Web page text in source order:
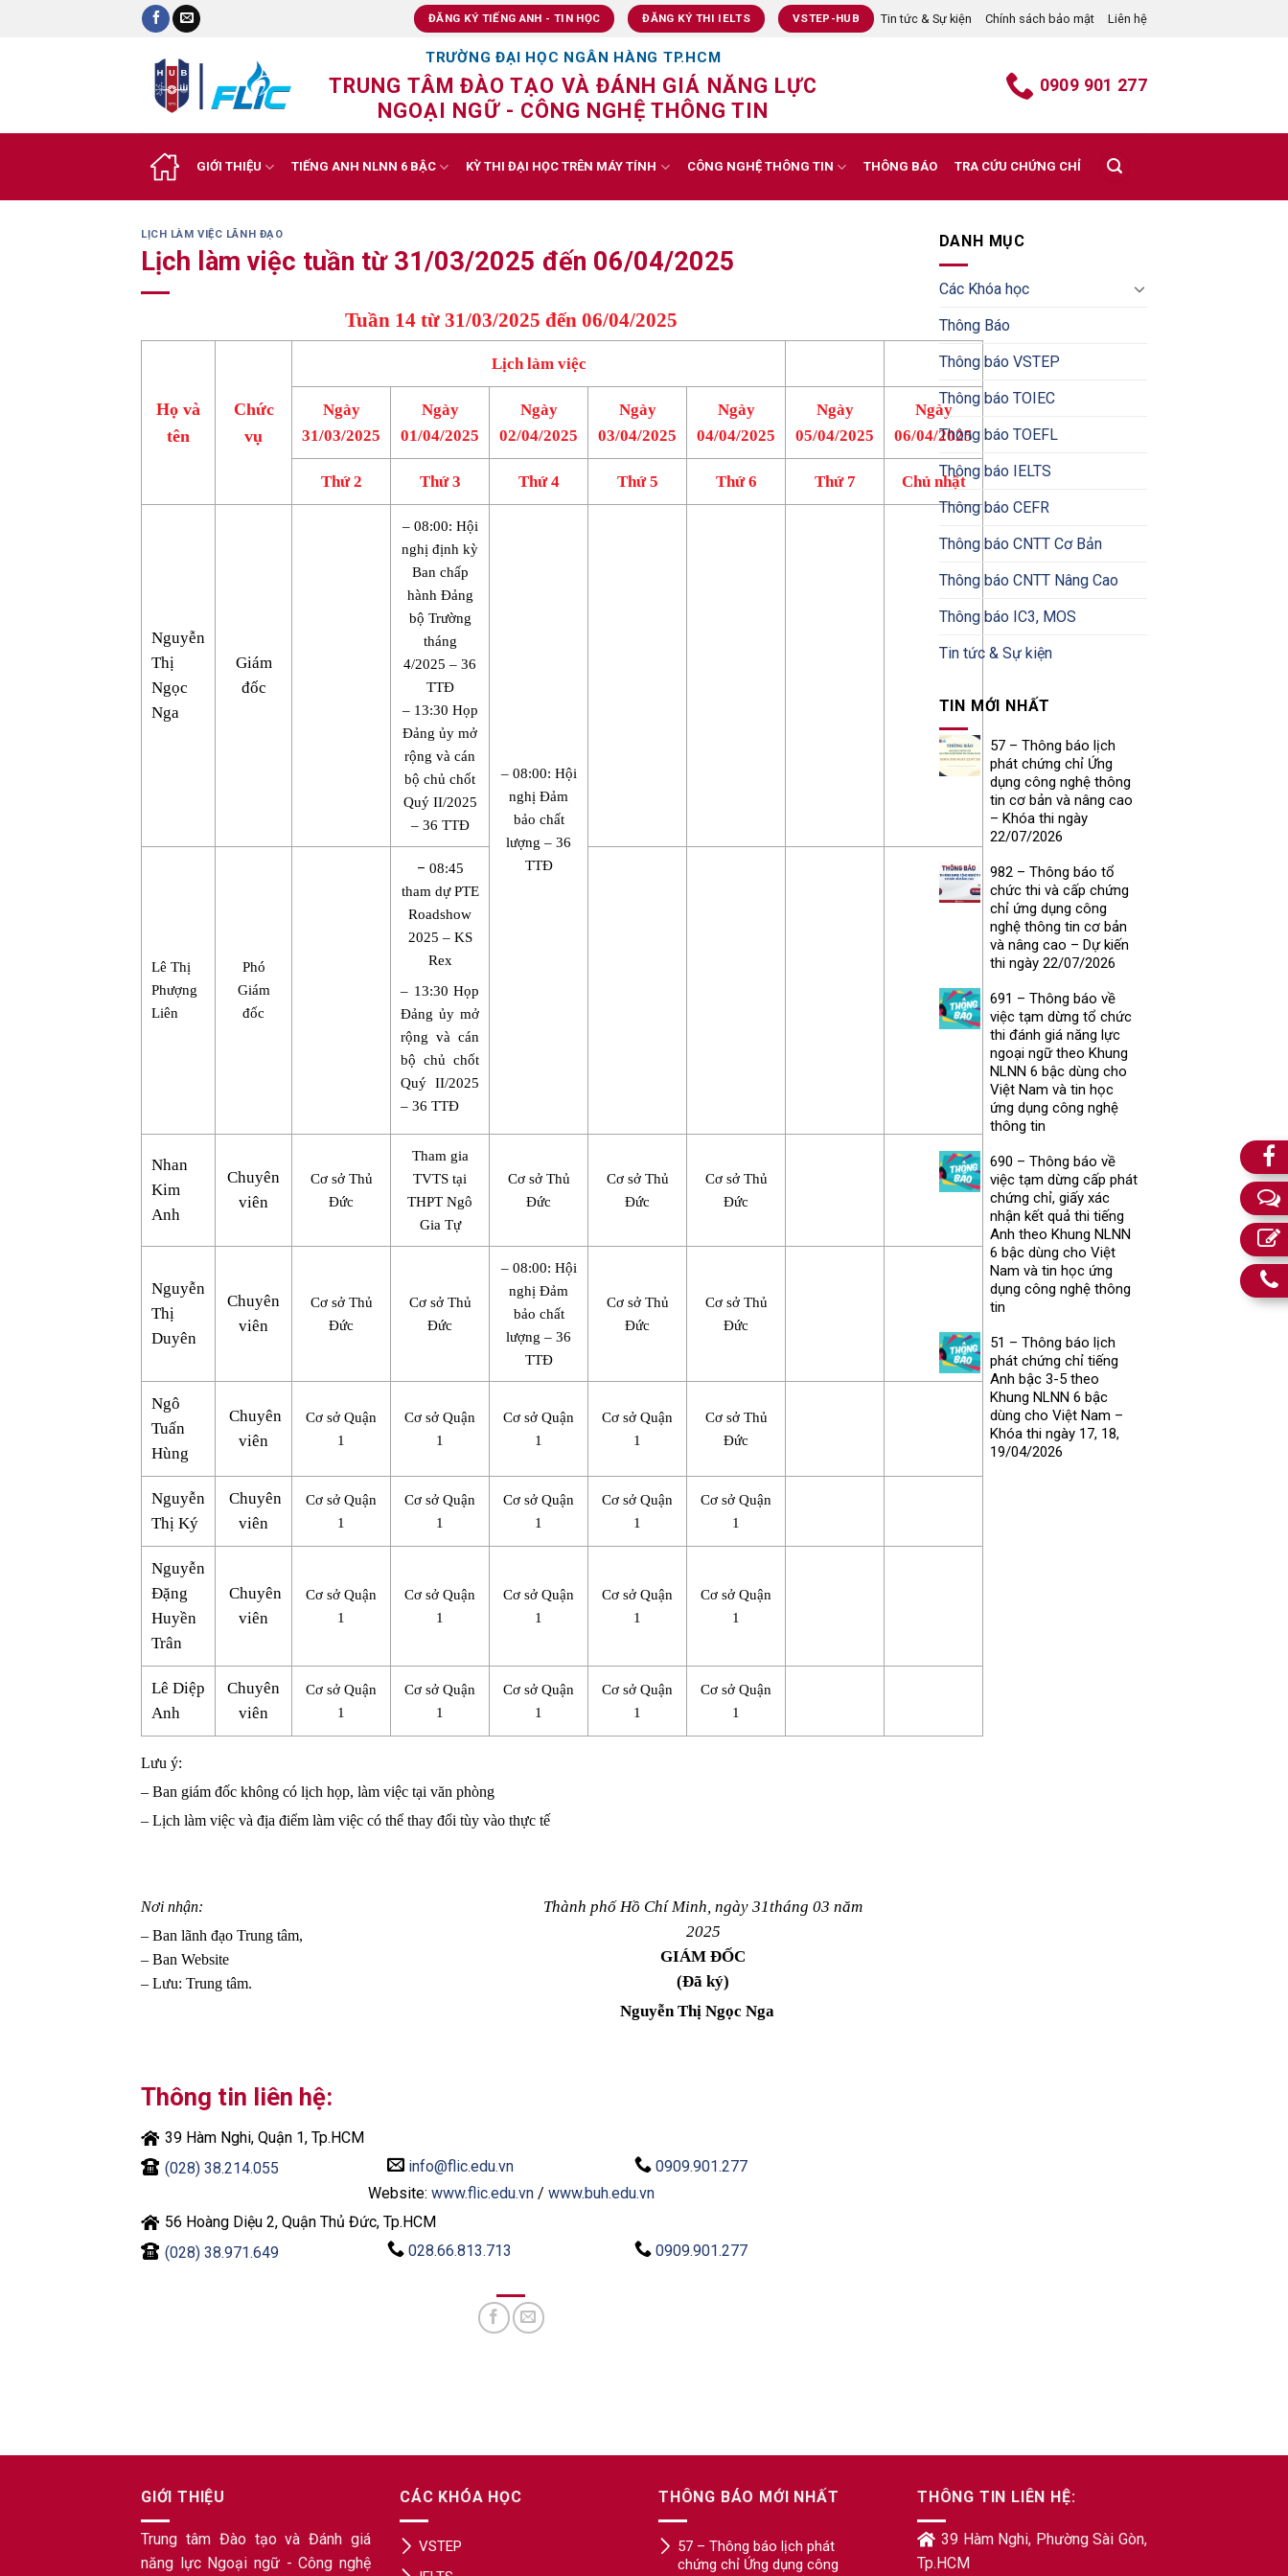
ĐĂNG KÝ TIẾNG ANH - TIN HỌC ĐĂNG KÝ THI IELTS VSTEP-HUB Tin tức & Sự kiện Chính sách bảo mật Liên hệ
TRƯỜNG ĐẠI HỌC NGÂN HÀNG TP.HCM
TRUNG TÂM ĐÀO TẠO VÀ ĐÁNH GIÁ NĂNG LỰC
NGOẠI NGỮ - CÔNG NGHỆ THÔNG TIN
0909 901 277
GIỚI THIỆU TIẾNG ANH NLNN 6 BẬC KỲ THI ĐẠI HỌC TRÊN MÁY TÍNH CÔNG NGHỆ THÔNG TIN THÔNG BÁO TRA CỨU CHỨNG CHỈ
LỊCH LÀM VIỆC LÃNH ĐẠO
Lịch làm việc tuần từ 31/03/2025 đến 06/04/2025
Tuần 14 từ 31/03/2025 đến 06/04/2025
Họ và
tên
Chức
vụ
Lịch làm việc
Ngày
31/03/2025
Ngày
01/04/2025
Ngày
02/04/2025
Ngày
03/04/2025
Ngày
04/04/2025
Ngày
05/04/2025
Ngày
06/04/2025
Thứ 2 Thứ 3 Thứ 4 Thứ 5 Thứ 6 Thứ 7 Chủ nhật
Nguyễn
Thị
Ngọc
Nga
Giám
đốc
– 08:00: Hội
nghị định kỳ
Ban chấp
hành Đảng
bộ Trường
tháng
4/2025 – 36
TTĐ
– 13:30 Họp
Đảng ủy mở
rộng và cán
bộ chủ chốt
Quý II/2025
– 36 TTĐ
– 08:00: Hội
nghị Đảm
bảo chất
lượng – 36
TTĐ
Lê Thị
Phượng
Liên
Phó
Giám
đốc
– 08:45
tham dự PTE
Roadshow
2025 – KS
Rex
– 13:30 Họp
Đảng ủy mở
rộng và cán
bộ chủ chốt
Quý II/2025
– 36 TTĐ
Nhan
Kim
Anh
Chuyên
viên
Cơ sở Thủ
Đức
Tham gia
TVTS tại
THPT Ngô
Gia Tự
Cơ sở Thủ
Đức
Cơ sở Thủ
Đức
Cơ sở Thủ
Đức
Nguyễn
Thị
Duyên
Chuyên
viên
Cơ sở Thủ
Đức
Cơ sở Thủ
Đức
– 08:00: Hội
nghị Đảm
bảo chất
lượng – 36
TTĐ
Cơ sở Thủ
Đức
Cơ sở Thủ
Đức
Ngô
Tuấn
Hùng
Chuyên
viên
Cơ sở Quận
1
Cơ sở Quận
1
Cơ sở Quận
1
Cơ sở Quận
1
Cơ sở Thủ
Đức
Nguyễn
Thị Ký
Chuyên
viên
Cơ sở Quận
1
Cơ sở Quận
1
Cơ sở Quận
1
Cơ sở Quận
1
Cơ sở Quận
1
Nguyễn
Đặng
Huyền
Trân
Chuyên
viên
Cơ sở Quận
1
Cơ sở Quận
1
Cơ sở Quận
1
Cơ sở Quận
1
Cơ sở Quận
1
Lê Diệp
Anh
Chuyên
viên
Cơ sở Quận
1
Cơ sở Quận
1
Cơ sở Quận
1
Cơ sở Quận
1
Cơ sở Quận
1
Lưu ý:
– Ban giám đốc không có lịch họp, làm việc tại văn phòng
– Lịch làm việc và địa điểm làm việc có thể thay đổi tùy vào thực tế
Nơi nhận:
– Ban lãnh đạo Trung tâm,
– Ban Website
– Lưu: Trung tâm.
Thành phố Hồ Chí Minh, ngày 31tháng 03 năm
2025
GIÁM ĐỐC
(Đã ký)
Nguyễn Thị Ngọc Nga
Thông tin liên hệ:
39 Hàm Nghi, Quận 1, Tp.HCM
(028) 38.214.055
info@flic.edu.vn
0909.901.277
Website: www.flic.edu.vn/ www.buh.edu.vn
56 Hoàng Diệu 2, Quận Thủ Đức, Tp.HCM
(028) 38.971.649
028.66.813.713 0909.901.277
DANH MỤC
Các Khóa học
Thông Báo
Thông báo VSTEP
Thông báo TOIEC
Thông báo TOEFL
Thông báo IELTS
Thông báo CEFR
Thông báo CNTT Cơ Bản
Thông báo CNTT Nâng Cao
Thông báo IC3, MOS
Tin tức & Sự kiện
TIN MỚI NHẤT
57 – Thông báo lịch
phát chứng chỉ Ứng
dụng công nghệ thông
tin cơ bản và nâng cao
– Khóa thi ngày
22/07/2026
982 – Thông báo tổ
chức thi và cấp chứng
chỉ ứng dụng công
nghệ thông tin cơ bản
và nâng cao – Dự kiến
thi ngày 22/07/2026
691 – Thông báo về
việc tạm dừng tổ chức
thi đánh giá năng lực
ngoại ngữ theo Khung
NLNN 6 bậc dùng cho
Việt Nam và tin học
ứng dụng công nghệ
thông tin
690 – Thông báo về
việc tạm dừng cấp phát
chứng chỉ, giấy xác
nhận kết quả thi tiếng
Anh theo Khung NLNN
6 bậc dùng cho Việt
Nam và tin học ứng
dụng công nghệ thông
tin
51 – Thông báo lịch
phát chứng chỉ tiếng
Anh bậc 3-5 theo
Khung NLNN 6 bậc
dùng cho Việt Nam –
Khóa thi ngày 17, 18,
19/04/2026
GIỚI THIỆU
Trung tâm Đào tạo và Đánh giá
năng lực Ngoại ngữ - Công nghệ
CÁC KHÓA HỌC
VSTEP
THÔNG BÁO MỚI NHẤT
57 – Thông báo lịch phát
chứng chỉ Ứng dụng công
THÔNG TIN LIÊN HỆ:
39 Hàm Nghi, Phường Sài Gòn,
Tp.HCM